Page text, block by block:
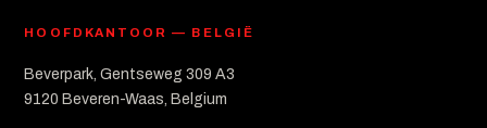
HOOFDKANTOOR — BELGIË
Beverpark, Gentseweg 309 A3
9120 Beveren-Waas, Belgium